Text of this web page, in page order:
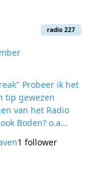
radio 227
ik het
tip gewezen
Boden? o.a
: 2002-2012.
geen enkel
1 follower